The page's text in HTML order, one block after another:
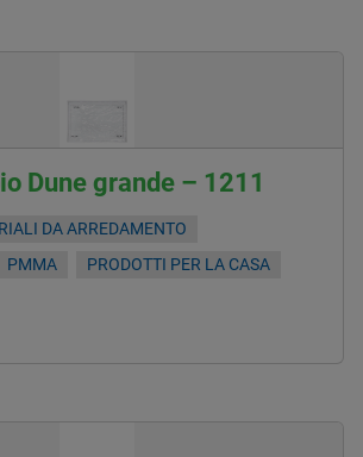
Dune grande – 1211
DA ARREDAMENTO
PMMA
PRODOTTI PER LA CASA